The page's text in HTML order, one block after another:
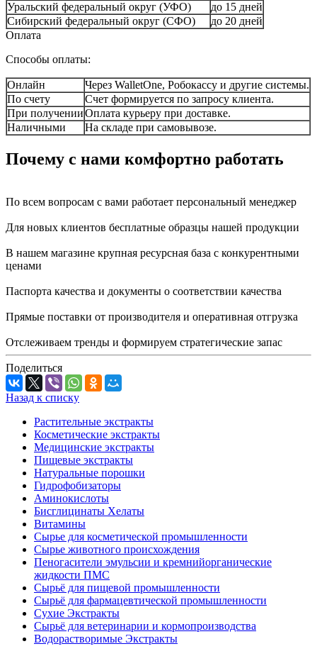
Уральский федеральный округ (УФО)
до 15 дней
Сибирский федеральный округ (СФО)
до 20 дней
Оплата
Способы оплаты:
Онлайн
Через WalletOne, Робокассу и другие системы.
По счету
Счет формируется по запросу клиента.
При полученииОплата курьеру при доставке.
Наличными
На складе при самовывозе.
Почему с нами комфортно работать
По всем вопросам с вами работает персональный менеджер
Для новых клиентов бесплатные образцы нашей продукции
В нашем магазине крупная ресурсная база с конкурентными
ценами
Паспорта качества и документы о соответствии качества
Прямые поставки от производителя и оперативная отгрузка
Отслеживаем тренды и формируем стратегические запас
Поделиться
Назад к списку
Растительные экстракты
Косметические экстракты
Медицинские экстракты
Пищевые экстракты
Натуральные порошки
Гидрофобизаторы
Аминокислоты
Бисглицинаты Хелаты
Витамины
Сырье для косметической промышленности
Сырье животного происхождения
Пеногасители эмульсии и кремнийорганические
жидкости ПМС
Сырьё для пищевой промышленности
Сырьё для фармацевтической промышленности
Сухие Экстракты
Сырьё для ветеринарии и кормопроизводства
Водорастворимые Экстракты